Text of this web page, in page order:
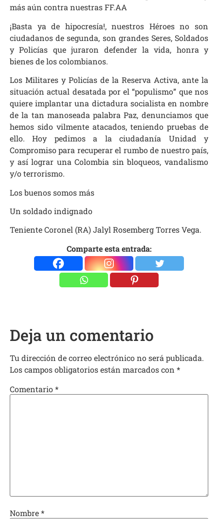
más aún contra nuestras FF.AA
¡Basta ya de hipocresía!, nuestros Héroes no son
ciudadanos de segunda, son grandes Seres, Soldados
y Policías que juraron defender la vida, honra y
bienes de los colombianos.
Los Militares y Policías de la Reserva Activa, ante la
situación actual desatada por el “populismo” que nos
quiere implantar una dictadura socialista en nombre
de la tan manoseada palabra Paz, denunciamos que
hemos sido vilmente atacados, teniendo pruebas de
ello. Hoy pedimos a la ciudadanía Unidad y
Compromiso para recuperar el rumbo de nuestro país,
y así lograr una Colombia sin bloqueos, vandalismo
y/o terrorismo.
Los buenos somos más
Un soldado indignado
Teniente Coronel (RA) Jalyl Rosemberg Torres Vega.
Comparte esta entrada:
Deja un comentario
Tu dirección de correo electrónico no será publicada.
Los campos obligatorios están marcados con *
Comentario*
Nombre*